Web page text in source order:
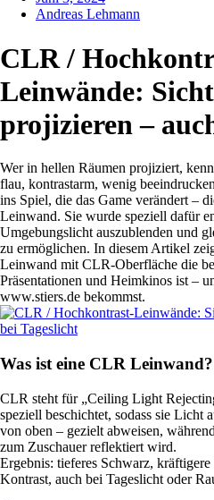
Andreas Lehmann
CLR /
Leinwände:
projizieren –
Wer in hellen Räumen projiziert,
flau, kontrastarm, wenig
ins Spiel, die das Game verändert –
Leinwand. Sie wurde speziell dafür
Umgebungslicht auszublenden und
zu ermöglichen. In diesem Artikel
Leinwand mit CLR-Oberfläche die
Präsentationen und Heimkinos ist –
www.stiers.de bekommst.
Was ist eine CLR Leinwand?
CLR steht für „Ceiling Light
speziell beschichtet, sodass sie Licht
von oben – gezielt abweisen,
zum Zuschauer reflektiert wird.
Ergebnis: tieferes Schwarz,
Kontrast, auch bei Tageslicht oder